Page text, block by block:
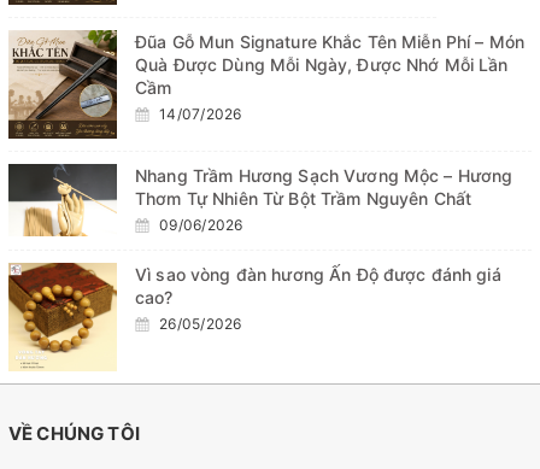
Đũa Gỗ Mun Signature Khắc Tên Miễn Phí – Món
Quà Được Dùng Mỗi Ngày, Được Nhớ Mỗi Lần
Cầm
14/07/2026
Nhang Trầm Hương Sạch Vương Mộc – Hương
Thơm Tự Nhiên Từ Bột Trầm Nguyên Chất
09/06/2026
Vì sao vòng đàn hương Ấn Độ được đánh giá
cao?
26/05/2026
VỀ CHÚNG TÔI